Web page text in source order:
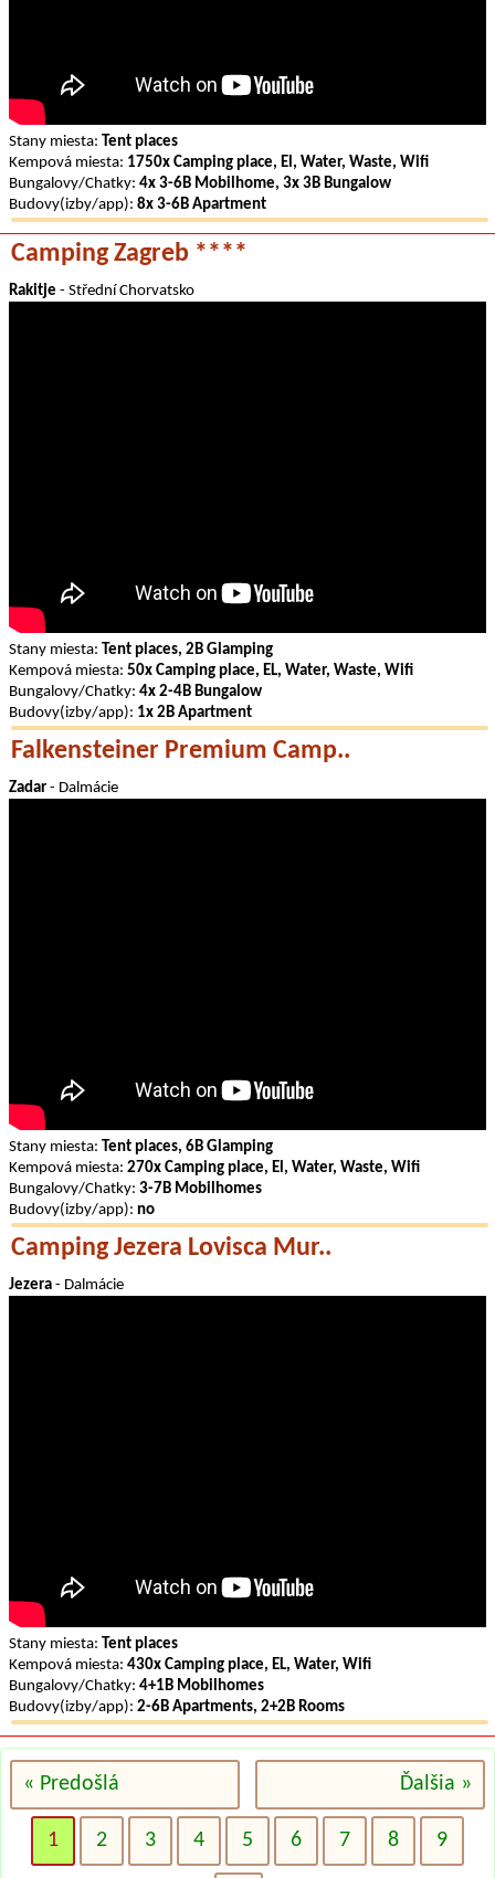
Stany miesta: Tent places
Kempová miesta: 1750x Camping place, El, Water, Waste, Wifi
Bungalovy/Chatky: 4x 3-6B Mobilhome, 3x 3B Bungalow
Budovy(izby/app): 8x 3-6B Apartment
Camping Zagreb ****
Rakitje - Střední Chorvatsko
Stany miesta: Tent places, 2B Glamping
Kempová miesta: 50x Camping place, EL, Water, Waste, Wifi
Bungalovy/Chatky: 4x 2-4B Bungalow
Budovy(izby/app): 1x 2B Apartment
Falkensteiner Premium Camp..
Zadar - Dalmácie
Stany miesta:
Tent places, 6B Glamping
Kempová miesta: 270x Camping place, El, Water, Waste, Wifi
Bungalovy/Chatky: 3-7B Mobilhomes
Budovy(izby/app): no
Camping Jezera Lovisca Mur..
Jezera - Dalmácie
Stany miesta: Tent places
Kempová miesta: 430x Camping place, EL, Water, Wifi
Bungalovy/Chatky: 4+1B Mobilhomes
Budovy(izby/app): 2-6B Apartments, 2+2B Rooms
« Predošlá Ďalšia »
1 2 3 4 5 6 7 8 9